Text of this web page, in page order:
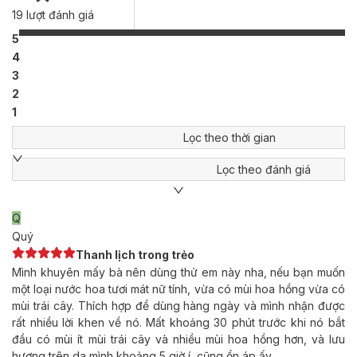
19 lượt đánh giá
5
4
3
2
1
Lọc theo thời gian
Lọc theo đánh giá
Q
Quý
Thanh lịch trong trẻo
Mình khuyên mấy bà nên dùng thử em này nha, nếu bạn muốn
một loại nước hoa tươi mát nữ tính, vừa có mùi hoa hồng vừa có
mùi trái cây. Thích hợp để dùng hàng ngày và mình nhận được
rất nhiều lời khen về nó. Mất khoảng 30 phút trước khi nó bắt
đầu có mùi ít mùi trái cây và nhiều mùi hoa hồng hơn, và lưu